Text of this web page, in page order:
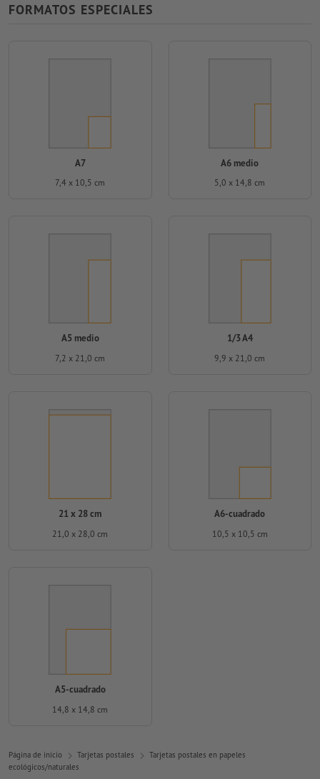
FORMATOS ESPECIALES
A7
7,4 x 10,5 cm
A6 medio
5,0 x 14,8 cm
A5 medio
7,2 x 21,0 cm
1/3 A4
9,9 x 21,0 cm
21 x 28 cm
21,0 x 28,0 cm
A6-cuadrado
10,5 x 10,5 cm
A5-cuadrado
14,8 x 14,8 cm
Página de inicio Tarjetas postales
Tarjetas postales en papeles
ecológicos/naturales